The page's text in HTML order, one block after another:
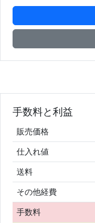
手数料と利益
販売価格
仕入れ値
送料
その他経費
手数料